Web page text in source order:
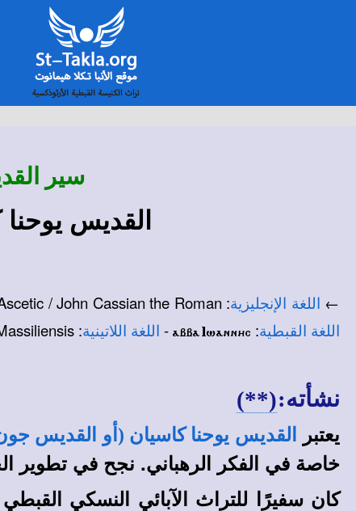
سير
القديس
← اللغة الإنجليزية: Saint John Cassian / John the Ascetic / John Cassian the Roman -
اللغة القبطية:
abba Iwannhc
- اللغة اللاتينية: Ioannes Eremita Cassianus / Ioannes Cassianus / Ioannes Massiliensis.
نشأته:(**)
يعتبر القديس يوحنا كاسيان (أو القديس
خاصة في الفكر الرهباني. نجح في تطوير
كان سفيرًا للتراث الآبائي النسكي